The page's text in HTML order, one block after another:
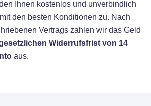
Ihnen kostenlos und unverbindlich
den besten Konditionen zu. Nach
Vertrags zahlen wir das Geld
Widerrufsfrist von 14
aus.